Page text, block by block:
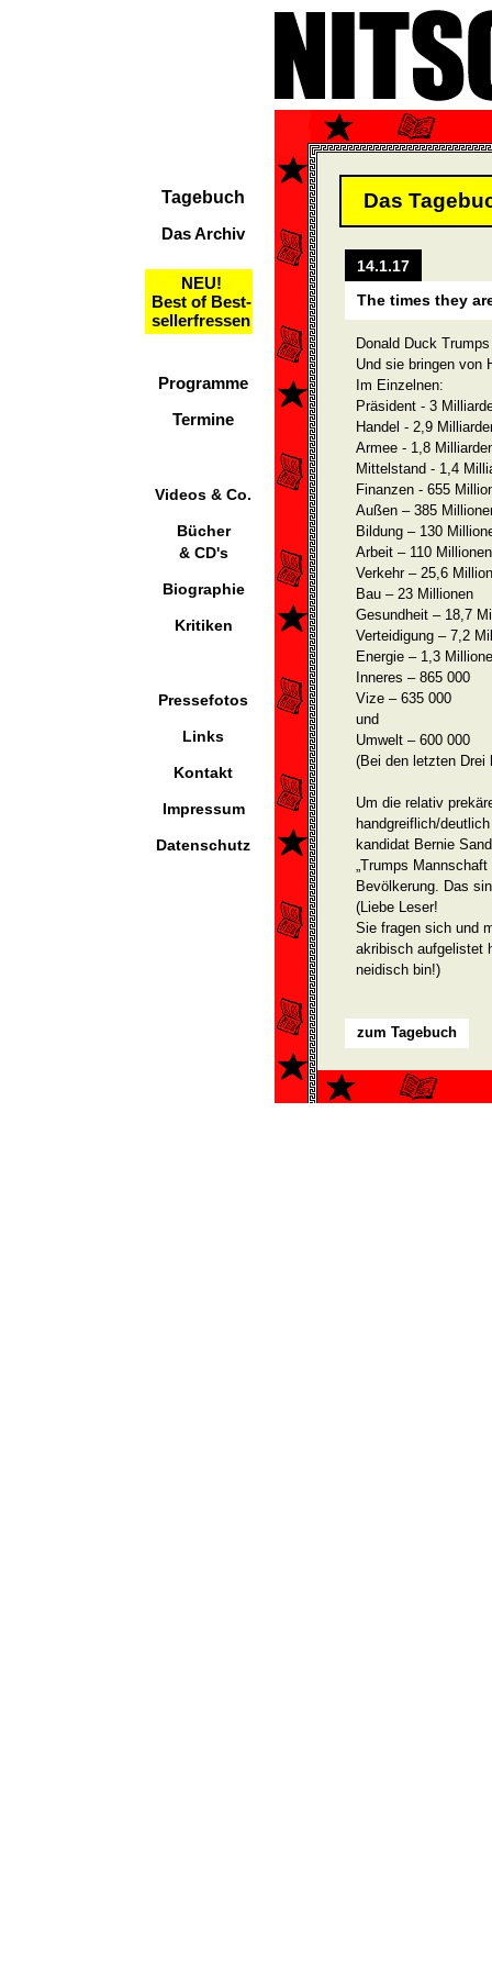
Tagebuch
Das Archiv
NEU!
Best of Best-
sellerfressen
Programme
Termine
Videos & Co.
Bücher
& CD's
Biographie
Kritiken
Pressefotos
Links
Kontakt
Impressum
Datenschutz
Das
14.1.17
The times they
Donald Duck
Und sie bringen von
Im Einzelnen:
Präsident - 3
Handel - 2,9
Armee - 1,8
Mittelstand - 1,4
Finanzen - 655
Außen – 385
Bildung – 130
Arbeit – 110 Millionen
Verkehr – 25,6
Bau – 23 Millionen
Gesundheit – 18,7
Verteidigung – 7,2
Energie – 1,3
Inneres – 865 000
Vize – 635 000
und
Umwelt – 600 000
(Bei den letzten Drei
Um die relativ
handgreiflich/
kandidat Bernie
„Trumps
Bevölkerung. Das
(Liebe Leser!
Sie fragen sich und
akribisch aufgelistet
neidisch bin!)
zum Tagebuch